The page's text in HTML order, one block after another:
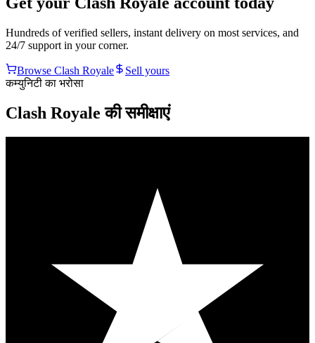
Hundreds of verified sellers, instant delivery on most services, and
24/7 support in your corner.
Browse Clash Royale
Sell yours
कम्युनिटी का भरोसा
Clash Royale की समीक्षाएं